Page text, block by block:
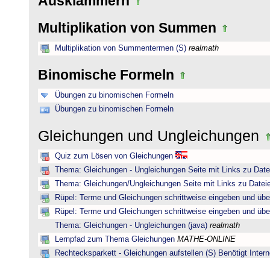
Multiplikation von Summen
Multiplikation von Summentermen (S) realmath
Binomische Formeln
Übungen zu binomischen Formeln
Übungen zu binomischen Formeln
Gleichungen und Ungleichungen
Quiz zum Lösen von Gleichungen
Thema: Gleichungen - Ungleichungen Seite mit Links zu
Thema: Gleichungen/Ungleichungen Seite mit Links zu
Rüpel: Terme und Gleichungen schrittweise eingeben und
Rüpel: Terme und Gleichungen schrittweise eingeben und
Thema: Gleichungen - Ungleichungen (java) realmath
Lernpfad zum Thema Gleichungen MATHE-ONLINE
Rechtecksparkett - Gleichungen aufstellen (S) Benötigt